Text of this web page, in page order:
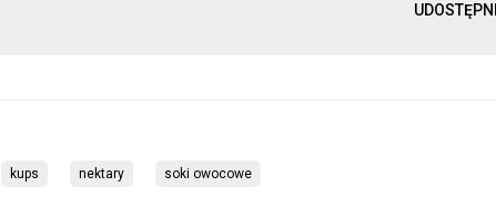
kups nektary soki owocowe